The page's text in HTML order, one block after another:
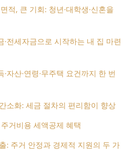
적, 큰 기회: 청년·대학생·신혼을
전세자금으로 시작하는 내 집 마련
자산·연령·무주택 요건까지 한 번
소화: 세금 절차의 편리함이 향상
거비용 세액공제 혜택
: 주거 안정과 경제적 지원의 두 가